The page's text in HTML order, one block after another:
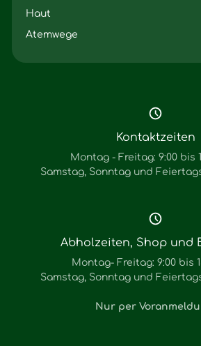
Haut
Atemwege
Kontaktzeiten
Montag - Freitag: 9:00 bis
Samstag, Sonntag und
Abholzeiten, Shop und
Montag- Freitag: 9:00 bis
Samstag, Sonntag und
Nur per